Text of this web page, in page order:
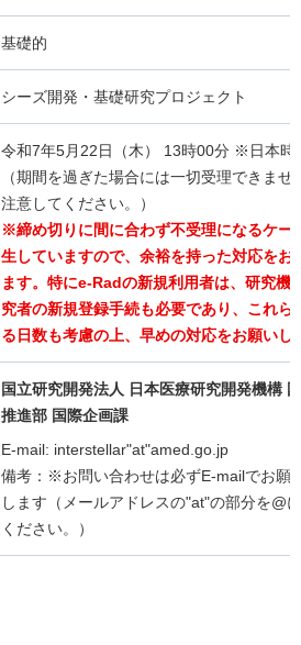
基礎的
シーズ開発・基礎研究プロジェクト
令和7年5月22日（木） 13時00分 ※日本時
（期間を過ぎた場合には一切受理できませ
注意してください。）
※締め切りに間に合わず不受理になるケー
生していますので、余裕を持った対応をお
ます。特にe-Radの新規利用者は、研究機
究者の新規登録手続も必要であり、これら
る日数も考慮の上、早めの対応をお願いし
国立研究開発法人 日本医療研究開発機構
推進部 国際企画課
E-mail: interstellar"at"amed.go.jp
備考：※お問い合わせは必ずE-mailでお願
します（メールアドレスの"at"の部分を@
ください。）